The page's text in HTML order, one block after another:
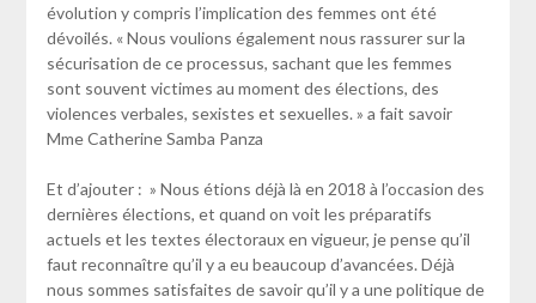
évolution y compris l’implication des femmes ont été
dévoilés. « Nous voulions également nous rassurer sur la
sécurisation de ce processus, sachant que les femmes
sont souvent victimes au moment des élections, des
violences verbales, sexistes et sexuelles. » a fait savoir
Mme Catherine Samba Panza
Et d’ajouter : » Nous étions déjà là en 2018 à l’occasion des
dernières élections, et quand on voit les préparatifs
actuels et les textes électoraux en vigueur, je pense qu’il
faut reconnaître qu’il y a eu beaucoup d’avancées. Déjà
nous sommes satisfaites de savoir qu’il y a une politique de